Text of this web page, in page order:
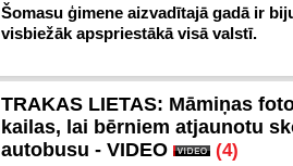
Šomasu ģimene aizvadītajā gadā ir
visbiežāk apspriestākā visā valstī.
TRAKAS LIETAS: Māmiņas
kailas, lai bērniem atjaunotu
autobusu - VIDEO
(4)